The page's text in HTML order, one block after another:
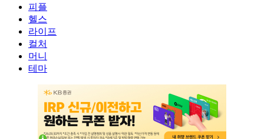
피플
헬스
라이프
컬처
머니
테마